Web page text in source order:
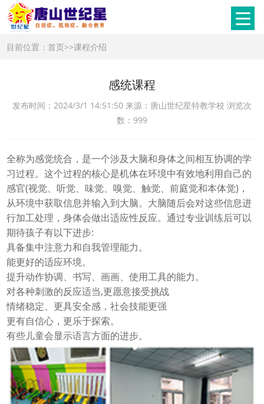
目前位置：首页>>课程介绍
感统课程
发布时间：2024/3/1 14:51:50 来源：唐山世纪星特教学校 浏览次
数：999
全称为感觉统合，是一个涉及大脑和身体之间相互协调的学
习过程。这个过程的核心是机体在环境中有效地利用自己的
感官(视觉、听觉、味觉、嗅觉、触觉、前庭觉和本体觉)，
从环境中获取信息并输入到大脑。大脑随后会对这些信息进
行加工处理，身体会做出适应性反应。通过专业训练后可以
期待孩子有以下进步:
具备集中注意力和自我管理能力。
能更好的适应环境。
提升动作协调、书写、画画、使用工具的能力。
对各种刺激的反应适当,更愿意接受挑战
情绪稳定、更具安全感，社会技能更强
更有自信心，更乐于探索。
有些儿童会显示语言方面的进步。